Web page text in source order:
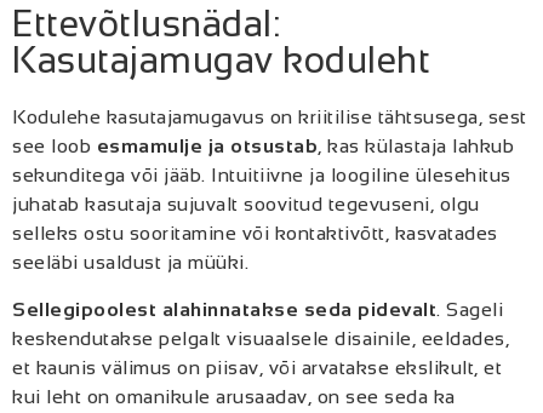
Ettevõtlusnädal:
Kasutajamugav koduleht
Kodulehe kasutajamugavus on kriitilise tähtsusega, sest
see loob esmamulje ja otsustab , kas külastaja lahkub
sekunditega või jääb. Intuitiivne ja loogiline ülesehitus
juhatab kasutaja sujuvalt soovitud tegevuseni, olgu
selleks ostu sooritamine või kontaktivõtt, kasvatades
seeläbi usaldust ja müüki.
Sellegipoolest alahinnatakse seda pidevalt. Sageli
keskendutakse pelgalt visuaalsele disainile, eeldades,
et kaunis välimus on piisav, või arvatakse ekslikult, et
kui leht on omanikule arusaadav, on see seda ka